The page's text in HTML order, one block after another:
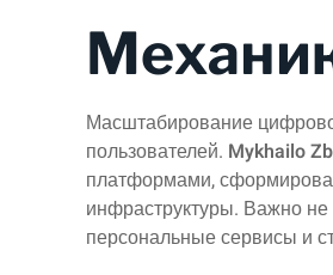
Масштабирование
пользователей. Mykhailo
платформами,
инфраструктуры. Важно не
персональные сервисы и